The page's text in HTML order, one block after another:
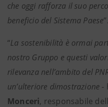
che oggi rafforza il suo
beneficio del Sistema Paese”.
“La sostenibilità è ormai
nostro Gruppo e questi
rilevanza nell’ambito del
un’ulteriore dimostrazione -
Monceri, responsabile